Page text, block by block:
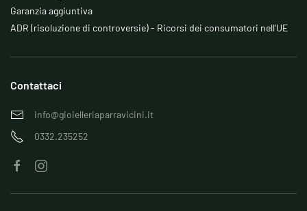
Garanzia aggiuntiva
ADR (risoluzione di controversie) - Ricorsi dei consumatori nell’UE
Contattaci
info@gioielleriaparravicini.it
0332.235252